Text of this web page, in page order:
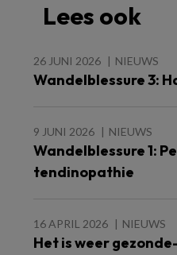
Lees ook
26 JUNI 2026 NIEUWS
Wandelblessure 3:
9 JUNI 2026 NIEUWS
Wandelblessure 1:
tendinopathie
16 APRIL 2026 NIEUWS
Het is weer